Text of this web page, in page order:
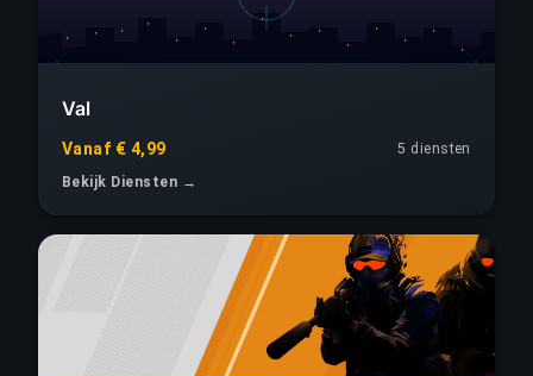
Val
Vanaf € 4,99
5 diensten
Bekijk Diensten →